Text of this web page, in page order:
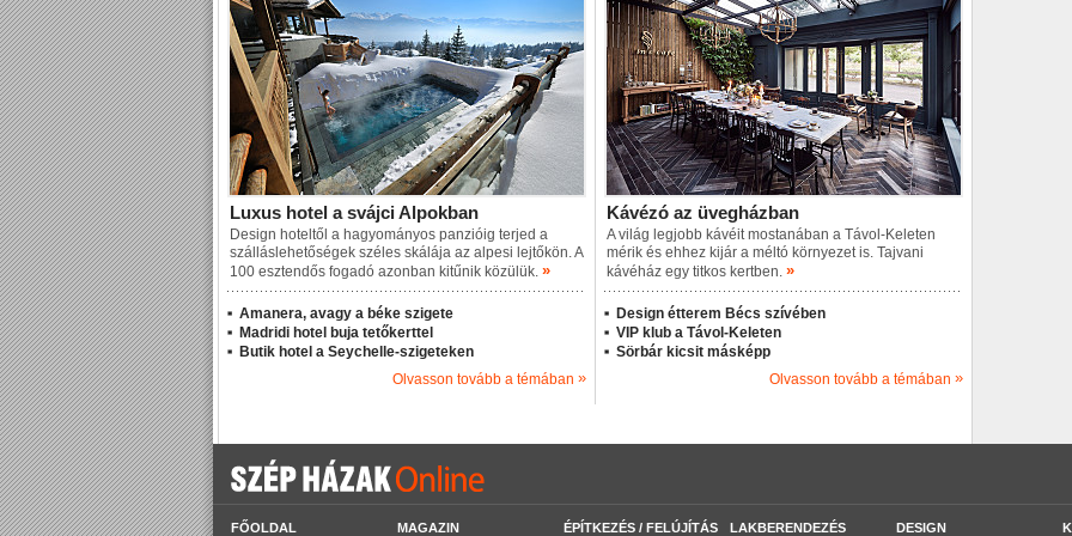
Luxus hotel a svájci Alpokban
Design hoteltől a hagyományos panzióig terjed a
szálláslehetőségek széles skálája az alpesi lejtőkön. A
100 esztendős fogadó azonban kitűnik közülük. »
Amanera, avagy a béke szigete
Madridi hotel buja tetőkerttel
Butik hotel a Seychelle-szigeteken
Olvasson tovább a témában »
Kávézó az üvegházban
A világ legjobb kávéit mostanában a Távol-Keleten
mérik és ehhez kijár a méltó környezet is. Tajvani
kávéház egy titkos kertben. »
Design étterem Bécs szívében
VIP klub a Távol-Keleten
Sörbár kicsit másképp
Olvasson tovább a témában »
FŐOLDAL MAGAZIN ÉPÍTKEZÉS / FELÚJÍTÁS LAKBERENDEZÉS DESIGN